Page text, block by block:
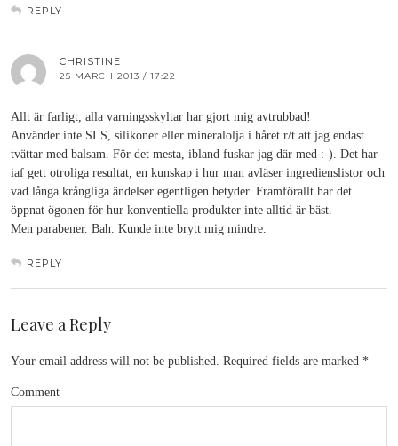
REPLY
CHRISTINE
25 MARCH 2013 / 17:22
Allt är farligt, alla varningsskyltar har gjort mig avtrubbad!
Använder inte SLS, silikoner eller mineralolja i håret r/t att jag endast
tvättar med balsam. För det mesta, ibland fuskar jag där med :-). Det har
iaf gett otroliga resultat, en kunskap i hur man avläser ingredienslistor och
vad långa krångliga ändelser egentligen betyder. Framförallt har det
öppnat ögonen för hur konventiella produkter inte alltid är bäst.
Men parabener. Bah. Kunde inte brytt mig mindre.
REPLY
Leave a Reply
Your email address will not be published. Required fields are marked *
Comment